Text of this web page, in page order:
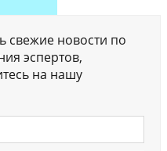
свежие новости по
эспертов,
на нашу